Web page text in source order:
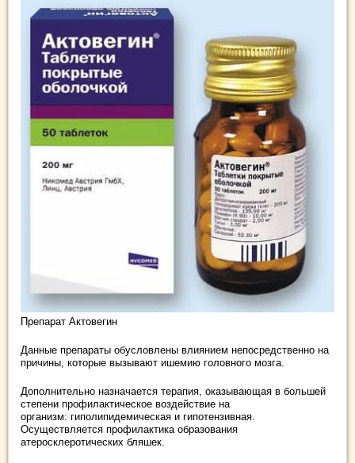
Препарат Актовегин
Данные препараты обусловлены влиянием непосредственно на
причины, которые вызывают ишемию головного мозга.
Дополнительно назначается терапия, оказывающая в большей
степени профилактическое воздействие на
организм: гиполипидемическая и гипотензивная.
Осуществляется профилактика образования
атеросклеротических бляшек.